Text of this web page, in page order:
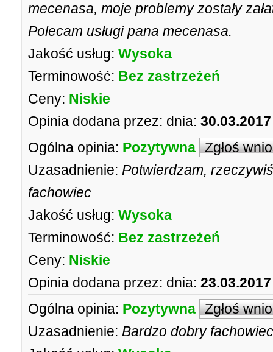
mecenasa, moje problemy zostały
Polecam usługi pana mecenasa.
Jakość usług: Wysoka
Terminowość: Bez zastrzeżeń
Ceny: Niskie
Opinia dodana przez: dnia:
Ogólna opinia: Pozytywna Zgłoś
Uzasadnienie: Potwierdzam,
fachowiec
Jakość usług: Wysoka
Terminowość: Bez zastrzeżeń
Ceny: Niskie
Opinia dodana przez: dnia:
Ogólna opinia: Pozytywna Zgłoś
Uzasadnienie: Bardzo dobry